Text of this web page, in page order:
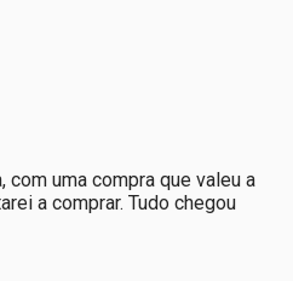
uma compra que valeu a
a comprar. Tudo chegou